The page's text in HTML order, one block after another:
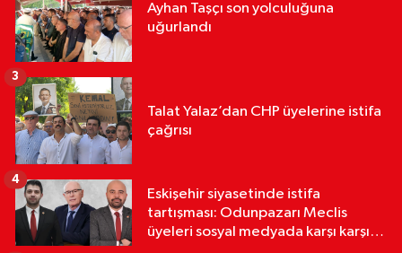
Ayhan Taşçı son yolculuğuna
uğurlandı
Talat Yalaz’dan CHP üyelerine istifa
çağrısı
3
Eskişehir siyasetinde istifa
tartışması: Odunpazarı Meclis
üyeleri sosyal medyada karşı karşıya
4